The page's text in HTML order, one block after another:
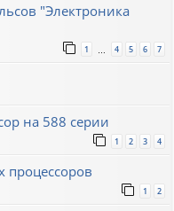
"Электроника
1 4 5 6 7
на 588 серии
1 2 3 4
процессоров
1 2